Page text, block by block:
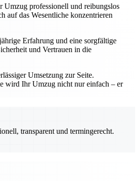
Umzug professionell und reibungslos
auf das Wesentliche konzentrieren
Erfahrung und eine sorgfältige
und Vertrauen in die
Umsetzung zur Seite.
wird Ihr Umzug nicht nur einfach – er
transparent und termingerecht.